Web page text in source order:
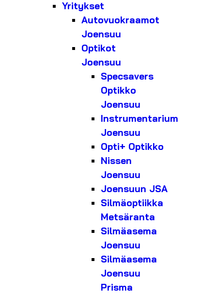
Yritykset
Autovuokraamot
Joensuu
Optikot
Joensuu
Specsavers
Optikko
Joensuu
Instrumentarium
Joensuu
Opti+ Optikko
Nissen
Joensuu
Joensuun JSA
Silmäoptiikka
Metsäranta
Silmäasema
Joensuu
Silmäasema
Joensuu
Prisma